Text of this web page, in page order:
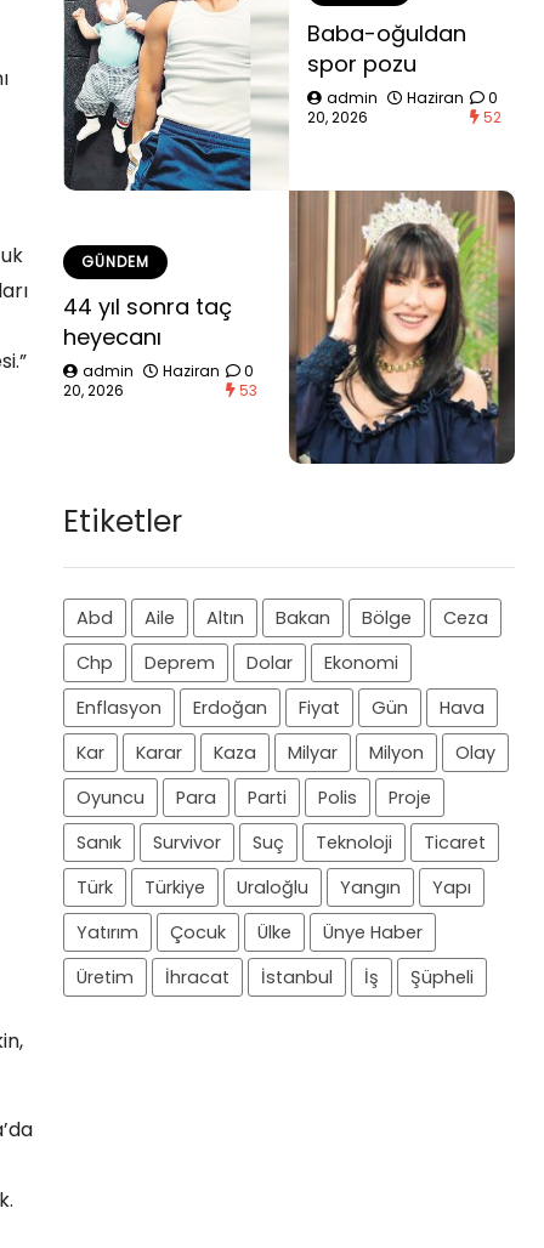
Baba-oğuldan
spor pozu
admin
Haziran
20, 2026
0
52
GÜNDEM
44 yıl sonra taç
heyecanı
admin
Haziran
20, 2026
0
53
Etiketler
Abd Aile Altın Bakan Bölge
Ceza
Chp
Deprem Dolar
Ekonomi
Enflasyon
Erdoğan Fiyat Gün
Hava
Kar
Karar Kaza Milyar Milyon
Olay
Oyuncu
Para Parti Polis
Proje
Sanık
Survivor Suç Teknoloji
Ticaret
Türk
Türkiye Uraloğlu Yangın
Yapı
Yatırım
Çocuk Ülke
Ünye Haber
Üretim
İhracat İstanbul İş Şüpheli